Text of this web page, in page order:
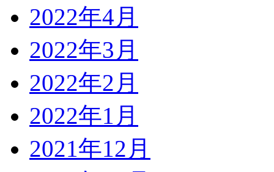
2022年4月
2022年3月
2022年2月
2022年1月
2021年12月